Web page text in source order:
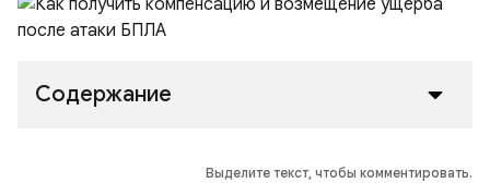
Содержание
Выделите текст, чтобы комментировать.